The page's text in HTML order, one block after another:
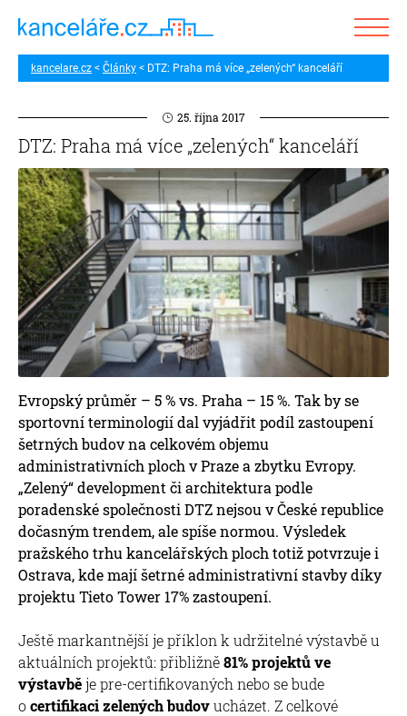
kancelare.cz Články DTZ: Praha má více „zelených“ kanceláří
25. října 2017
DTZ: Praha má více „zelených“ kanceláří
Evropský průměr – 5 % vs. Praha – 15 %. Tak by se
sportovní terminologií dal vyjádřit podíl zastoupení
šetrných budov na celkovém objemu
administrativních ploch v Praze a zbytku Evropy.
„Zelený“ development či architektura podle
poradenské společnosti DTZ nejsou v České republice
dočasným trendem, ale spíše normou. Výsledek
pražského trhu kancelářských ploch totiž potvrzuje i
Ostrava, kde mají šetrné administrativní stavby díky
projektu Tieto Tower 17% zastoupení.
Ještě markantnější je příklon k udržitelné výstavbě u
aktuálních projektů: přibližně81% projektů ve
výstavběje pre-certifikovaných nebo se bude
ocertifikaci zelených budovucházet. Z celkové